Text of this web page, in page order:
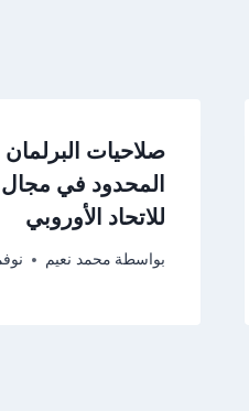
صلاحيات البرلمان
المحدود في مجال
للاتحاد الأوروبي
بواسطة محمد نعيم نوفمبر